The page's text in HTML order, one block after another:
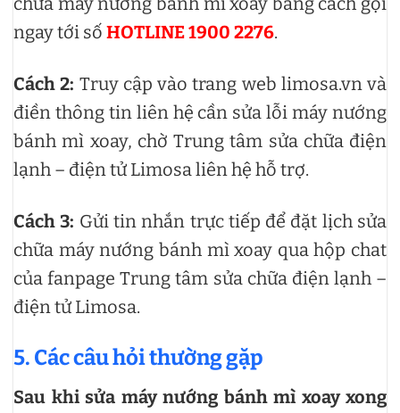
ngay tới số HOTLINE 1900 2276.
Cách 2: Truy cập vào trang web limosa.vn và
điền thông tin liên hệ cần sửa lỗi máy nướng
bánh mì xoay, chờ Trung tâm sửa chữa điện
lạnh – điện tử Limosa liên hệ hỗ trợ.
Cách 3: Gửi tin nhắn trực tiếp để đặt lịch sửa
chữa máy nướng bánh mì xoay qua hộp chat
của fanpage Trung tâm sửa chữa điện lạnh –
điện tử Limosa.
5. Các câu hỏi thường gặp
Sau khi sửa máy nướng bánh mì xoay xong